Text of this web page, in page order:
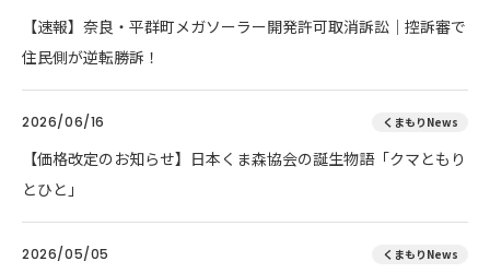
【速報】奈良・平群町メガソーラー開発許可取消訴訟｜控訴審で
住民側が逆転勝訴！
2026/06/16 くまもりNews
【価格改定のお知らせ】日本くま森協会の誕生物語「クマともり
とひと」
2026/05/05 くまもりNews